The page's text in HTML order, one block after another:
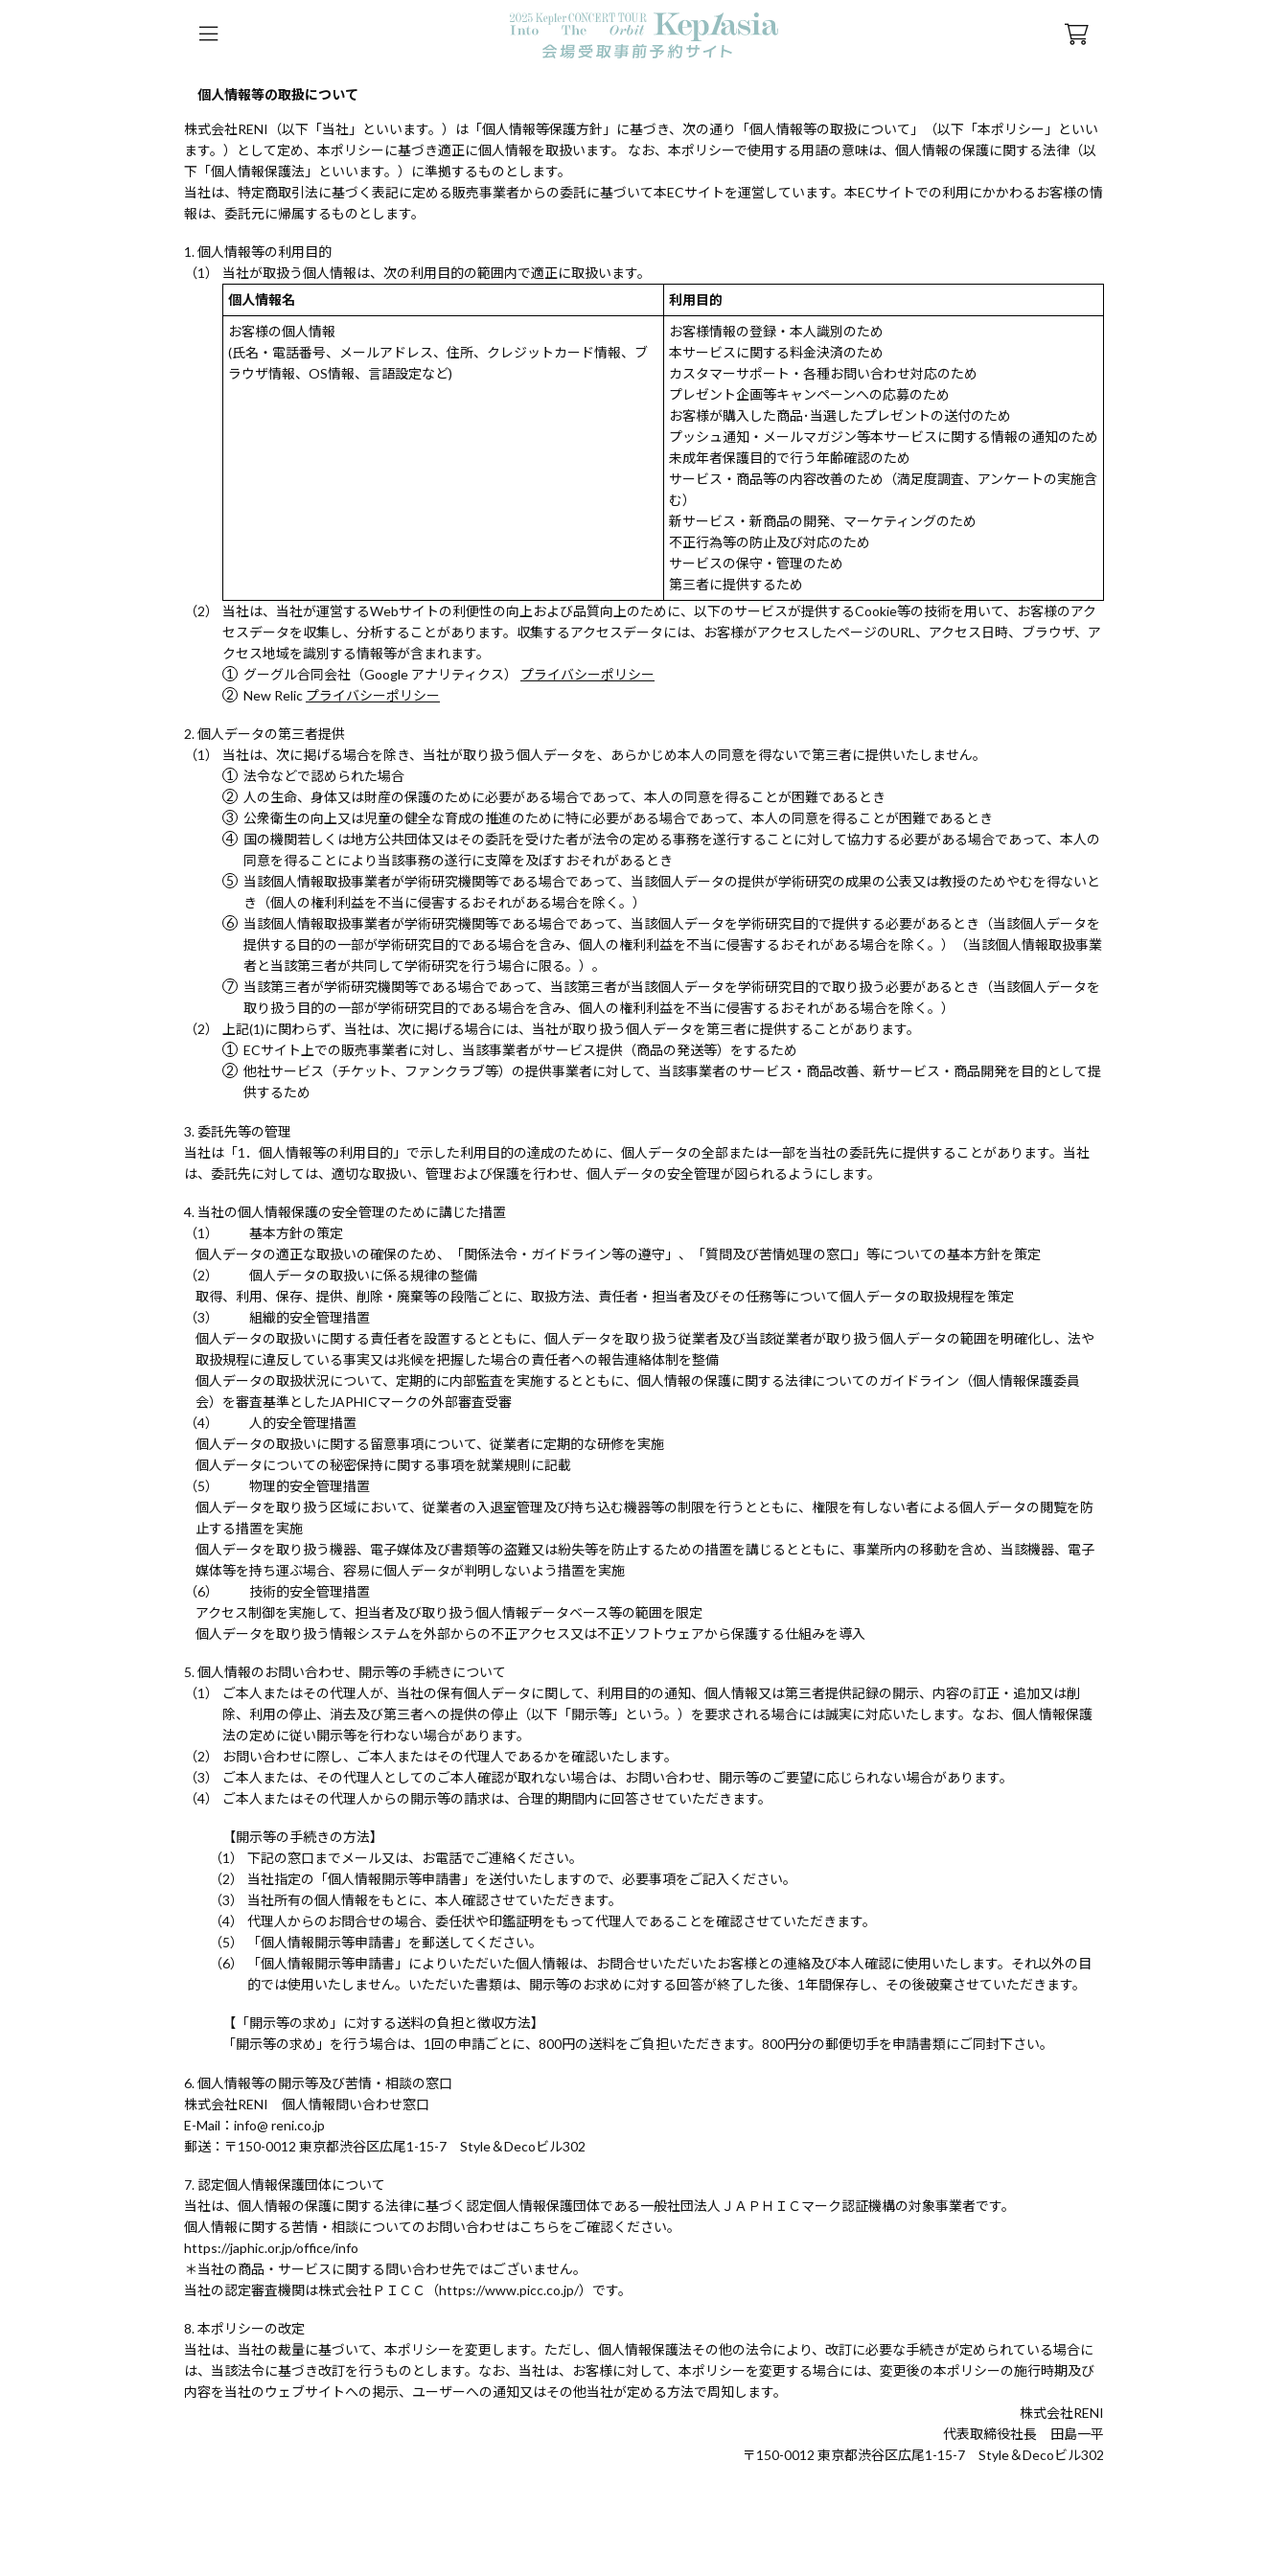
個人情報等の取扱について
株式会社RENI（以下「当社」といいます。）は「個人情報等保護方針」に基づき、次の通り「個人情報等の取扱について」（以下「本ポリシー」といい
ます。）として定め、本ポリシーに基づき適正に個人情報を取扱います。 なお、本ポリシーで使用する用語の意味は、個人情報の保護に関する法律（以
下「個人情報保護法」といいます。）に準拠するものとします。
当社は、特定商取引法に基づく表記に定める販売事業者からの委託に基づいて本ECサイトを運営しています。本ECサイトでの利用にかかわるお客様の情
報は、委託元に帰属するものとします。
個人情報等の利用目的
当社が取扱う個人情報は、次の利用目的の範囲内で適正に取扱います。
個人情報名
利用目的
お客様の個人情報
(氏名・電話番号、メールアドレス、住所、クレジットカード情報、ブ
ラウザ情報、OS情報、言語設定など)
お客様情報の登録・本人識別のため
本サービスに関する料金決済のため
カスタマーサポート・各種お問い合わせ対応のため
プレゼント企画等キャンペーンへの応募のため
お客様が購入した商品･当選したプレゼントの送付のため
プッシュ通知・メールマガジン等本サービスに関する情報の通知のため
未成年者保護目的で行う年齢確認のため
サービス・商品等の内容改善のため（満足度調査、アンケートの実施含
む）
新サービス・新商品の開発、マーケティングのため
不正行為等の防止及び対応のため
サービスの保守・管理のため
第三者に提供するため
当社は、当社が運営するWebサイトの利便性の向上および品質向上のために、以下のサービスが提供するCookie等の技術を用いて、お客様のアク
セスデータを収集し、分析することがあります。収集するアクセスデータには、お客様がアクセスしたページのURL、アクセス日時、ブラウザ、ア
クセス地域を識別する情報等が含まれます。
グーグル合同会社（Google アナリティクス） プライバシーポリシー
New Relic プライバシーポリシー
個人データの第三者提供
当社は、次に掲げる場合を除き、当社が取り扱う個人データを、あらかじめ本人の同意を得ないで第三者に提供いたしません。
法令などで認められた場合
人の生命、身体又は財産の保護のために必要がある場合であって、本人の同意を得ることが困難であるとき
公衆衛生の向上又は児童の健全な育成の推進のために特に必要がある場合であって、本人の同意を得ることが困難であるとき
国の機関若しくは地方公共団体又はその委託を受けた者が法令の定める事務を遂行することに対して協力する必要がある場合であって、本人の
同意を得ることにより当該事務の遂行に支障を及ぼすおそれがあるとき
当該個人情報取扱事業者が学術研究機関等である場合であって、当該個人データの提供が学術研究の成果の公表又は教授のためやむを得ないと
き（個人の権利利益を不当に侵害するおそれがある場合を除く。）
当該個人情報取扱事業者が学術研究機関等である場合であって、当該個人データを学術研究目的で提供する必要があるとき（当該個人データを
提供する目的の一部が学術研究目的である場合を含み、個人の権利利益を不当に侵害するおそれがある場合を除く。）（当該個人情報取扱事業
者と当該第三者が共同して学術研究を行う場合に限る。）。
当該第三者が学術研究機関等である場合であって、当該第三者が当該個人データを学術研究目的で取り扱う必要があるとき（当該個人データを
取り扱う目的の一部が学術研究目的である場合を含み、個人の権利利益を不当に侵害するおそれがある場合を除く。）
上記(1)に関わらず、当社は、次に掲げる場合には、当社が取り扱う個人データを第三者に提供することがあります。
ECサイト上での販売事業者に対し、当該事業者がサービス提供（商品の発送等）をするため
他社サービス（チケット、ファンクラブ等）の提供事業者に対して、当該事業者のサービス・商品改善、新サービス・商品開発を目的として提
供するため
委託先等の管理
当社は「1．個人情報等の利用目的」で示した利用目的の達成のために、個人データの全部または一部を当社の委託先に提供することがあります。当社
は、委託先に対しては、適切な取扱い、管理および保護を行わせ、個人データの安全管理が図られるようにします。
当社の個人情報保護の安全管理のために講じた措置
基本方針の策定
個人データの適正な取扱いの確保のため、「関係法令・ガイドライン等の遵守」、「質問及び苦情処理の窓口」等についての基本方針を策定
個人データの取扱いに係る規律の整備
取得、利用、保存、提供、削除・廃棄等の段階ごとに、取扱方法、責任者・担当者及びその任務等について個人データの取扱規程を策定
組織的安全管理措置
個人データの取扱いに関する責任者を設置するとともに、個人データを取り扱う従業者及び当該従業者が取り扱う個人データの範囲を明確化し、法や
取扱規程に違反している事実又は兆候を把握した場合の責任者への報告連絡体制を整備
個人データの取扱状況について、定期的に内部監査を実施するとともに、個人情報の保護に関する法律についてのガイドライン（個人情報保護委員
会）を審査基準としたJAPHICマークの外部審査受審
人的安全管理措置
個人データの取扱いに関する留意事項について、従業者に定期的な研修を実施
個人データについての秘密保持に関する事項を就業規則に記載
物理的安全管理措置
個人データを取り扱う区域において、従業者の入退室管理及び持ち込む機器等の制限を行うとともに、権限を有しない者による個人データの閲覧を防
止する措置を実施
個人データを取り扱う機器、電子媒体及び書類等の盗難又は紛失等を防止するための措置を講じるとともに、事業所内の移動を含め、当該機器、電子
媒体等を持ち運ぶ場合、容易に個人データが判明しないよう措置を実施
技術的安全管理措置
アクセス制御を実施して、担当者及び取り扱う個人情報データベース等の範囲を限定
個人データを取り扱う情報システムを外部からの不正アクセス又は不正ソフトウェアから保護する仕組みを導入
個人情報のお問い合わせ、開示等の手続きについて
ご本人またはその代理人が、当社の保有個人データに関して、利用目的の通知、個人情報又は第三者提供記録の開示、内容の訂正・追加又は削
除、利用の停止、消去及び第三者への提供の停止（以下「開示等」という。）を要求される場合には誠実に対応いたします。なお、個人情報保護
法の定めに従い開示等を行わない場合があります。
お問い合わせに際し、ご本人またはその代理人であるかを確認いたします。
ご本人または、その代理人としてのご本人確認が取れない場合は、お問い合わせ、開示等のご要望に応じられない場合があります。
ご本人またはその代理人からの開示等の請求は、合理的期間内に回答させていただきます。
【開示等の手続きの方法】
下記の窓口までメール又は、お電話でご連絡ください。
当社指定の「個人情報開示等申請書」を送付いたしますので、必要事項をご記入ください。
当社所有の個人情報をもとに、本人確認させていただきます。
代理人からのお問合せの場合、委任状や印鑑証明をもって代理人であることを確認させていただきます。
「個人情報開示等申請書」を郵送してください。
「個人情報開示等申請書」によりいただいた個人情報は、お問合せいただいたお客様との連絡及び本人確認に使用いたします。それ以外の目
的では使用いたしません。いただいた書類は、開示等のお求めに対する回答が終了した後、1年間保存し、その後破棄させていただきます。
【「開示等の求め」に対する送料の負担と徴収方法】
「開示等の求め」を行う場合は、1回の申請ごとに、800円の送料をご負担いただきます。800円分の郵便切手を申請書類にご同封下さい。
個人情報等の開示等及び苦情・相談の窓口
株式会社RENI 個人情報問い合わせ窓口
E-Mail
info@ reni.co.jp
郵送
〒150-0012 東京都渋谷区広尾1-15-7 Style＆Decoビル302
認定個人情報保護団体について
当社は、個人情報の保護に関する法律に基づく認定個人情報保護団体である一般社団法人ＪＡＰＨＩＣマーク認証機構の対象事業者です。
個人情報に関する苦情・相談についてのお問い合わせはこちらをご確認ください。
https://japhic.or.jp/office/info
＊当社の商品・サービスに関する問い合わせ先ではございません。
当社の認定審査機関は株式会社ＰＩＣＣ（https://www.picc.co.jp/）です。
本ポリシーの改定
当社は、当社の裁量に基づいて、本ポリシーを変更します。ただし、個人情報保護法その他の法令により、改訂に必要な手続きが定められている場合に
は、当該法令に基づき改訂を行うものとします。なお、当社は、お客様に対して、本ポリシーを変更する場合には、変更後の本ポリシーの施行時期及び
内容を当社のウェブサイトへの掲示、ユーザーへの通知又はその他当社が定める方法で周知します。
株式会社RENI
代表取締役社長 田島一平
〒150-0012 東京都渋谷区広尾1-15-7 Style＆Decoビル302